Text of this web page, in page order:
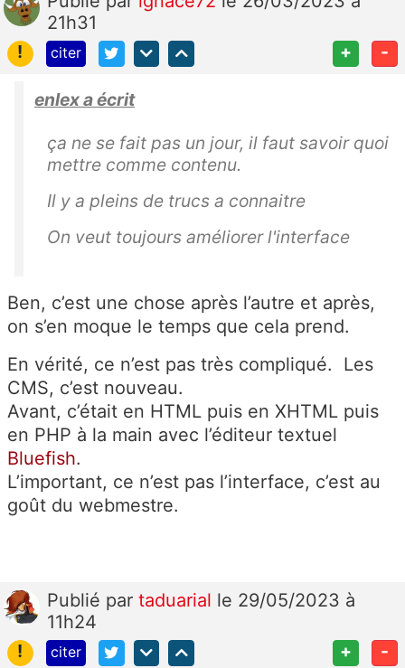
21h31
!
citer + -
enlex a écrit
ça ne se fait pas un jour, il faut savoir quoi
mettre comme contenu.
Il y a pleins de trucs a connaitre
On veut toujours améliorer l'interface
Ben, c’est une chose après l’autre et après,
on s’en moque le temps que cela prend.
En vérité, ce n’est pas très compliqué. Les
CMS, c’est nouveau.
Avant, c’était en HTML puis en XHTML puis
en PHP à la main avec l’éditeur textuel
Bluefish.
L’important, ce n’est pas l’interface, c’est au
goût du webmestre.
Publié par taduarial le 29/05/2023 à
11h24
!
citer + -